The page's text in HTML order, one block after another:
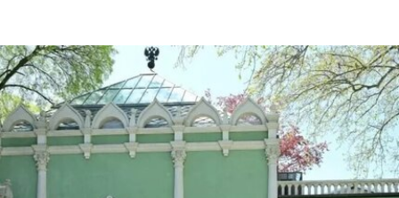
活动而被判处的五年刑期，仅提前数日获释。古巴
裔美国艺术家可可·福斯科（Coco Fusco）近日曾
撰文追问奥特罗·阿尔坎塔拉出狱后的下落。7月17
日，美国驻哈瓦那大使馆一名官员向《纽约时报》
透露，奥特罗·阿尔坎塔拉已获发人道主义签证，能
够进入美国，开始其被迫流亡的生活。